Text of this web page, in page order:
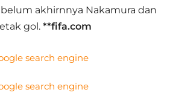
akhirnnya Nakamura dan
gol. **fifa.com